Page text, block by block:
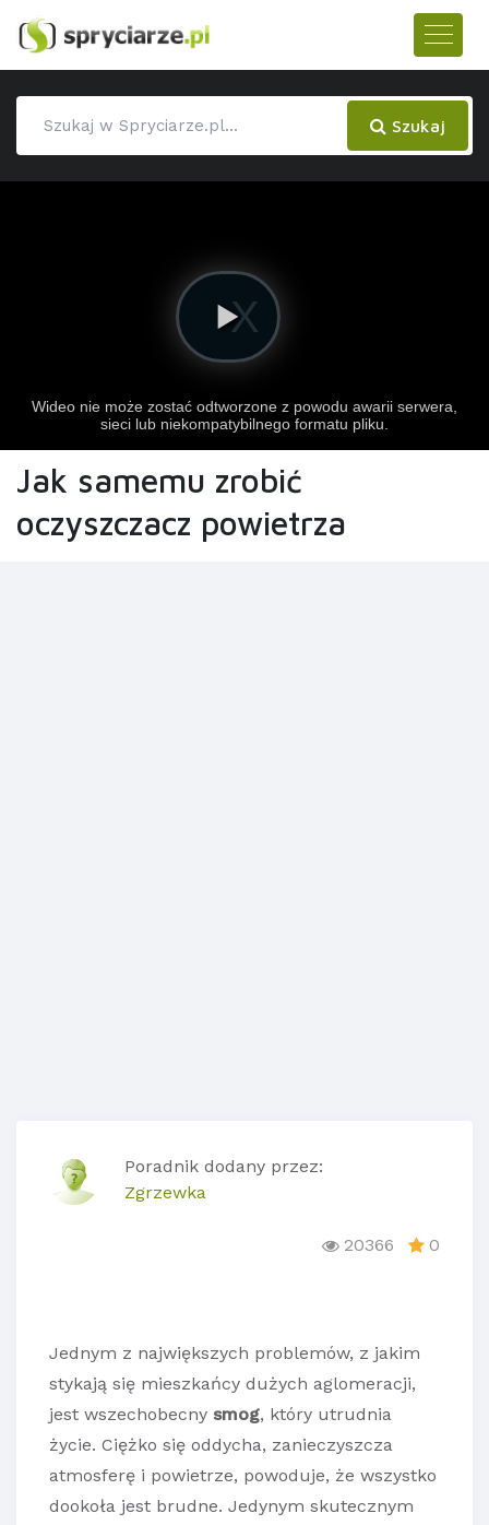
Szukaj
Jak samemu zrobić
oczyszczacz powietrza
Poradnik dodany przez:
Zgrzewka
20366 0
Jednym z największych problemów, z jakim
stykają się mieszkańcy dużych aglomeracji,
jest wszechobecny smog, który utrudnia
życie. Ciężko się oddycha, zanieczyszcza
atmosferę i powietrze, powoduje, że wszystko
dookoła jest brudne. Jedynym skutecznym